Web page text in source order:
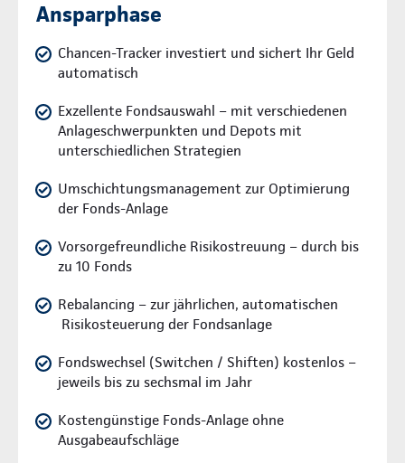
Ansparphase
Chancen-Tracker investiert und sichert Ihr Geld
automatisch
Exzellente Fondsauswahl – mit verschiedenen
Anlageschwerpunkten und Depots mit
unterschiedlichen Strategien
Umschichtungsmanagement zur Optimierung
der Fonds-Anlage
Vorsorgefreundliche Risikostreuung – durch bis
zu 10 Fonds
Rebalancing – zur jährlichen, automatischen
Risikosteuerung der Fondsanlage
Fondswechsel (Switchen / Shiften) kostenlos –
jeweils bis zu sechsmal im Jahr
Kostengünstige Fonds-Anlage ohne
Ausgabeaufschläge